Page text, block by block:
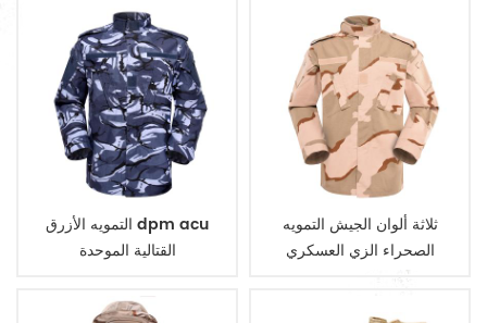
التمويه الأزرق dpm acu
القتالية الموحدة
ثلاثة ألوان الجيش التمويه
الصحراء الزي العسكري